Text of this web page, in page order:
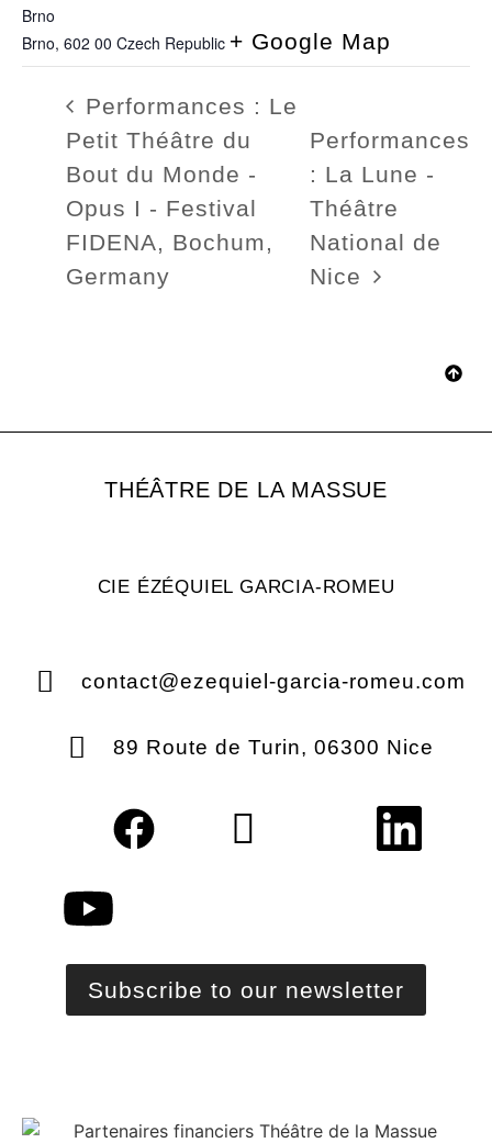
Brno
Brno, 602 00 Czech Republic + Google Map
Performances : Le
Petit Théâtre du
Bout du Monde -
Opus I - Festival
FIDENA, Bochum,
Germany
Performances
: La Lune -
Théâtre
National de
Nice
THÉÂTRE DE LA MASSUE
CIE ÉZÉQUIEL GARCIA-ROMEU
contact@ezequiel-garcia-romeu.com
89 Route de Turin, 06300 Nice
Subscribe to our newsletter